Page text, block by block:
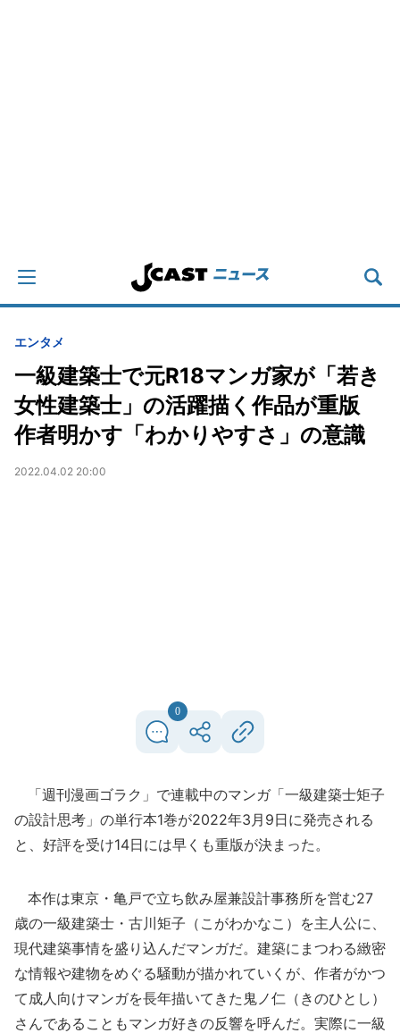
エンタメ
一級建築士で元R18マンガ家が「若き
女性建築士」の活躍描く作品が重版
作者明かす「わかりやすさ」の意識
2022.04.02 20:00
0
「週刊漫画ゴラク」で連載中のマンガ「一級建築士矩子
の設計思考」の単行本1巻が2022年3月9日に発売される
と、好評を受け14日には早くも重版が決まった。
本作は東京・亀戸で立ち飲み屋兼設計事務所を営む27
歳の一級建築士・古川矩子（こがわかなこ）を主人公に、
現代建築事情を盛り込んだマンガだ。建築にまつわる緻密
な情報や建物をめぐる騒動が描かれていくが、作者がかつ
て成人向けマンガを長年描いてきた鬼ノ仁（きのひとし）
さんであることもマンガ好きの反響を呼んだ。実際に一級